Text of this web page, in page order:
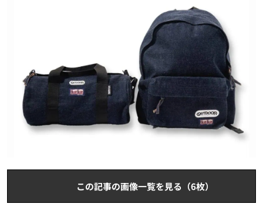
この記事の画像一覧を見る（6枚）